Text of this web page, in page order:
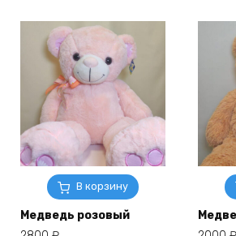
В корзину
Медведь розовый